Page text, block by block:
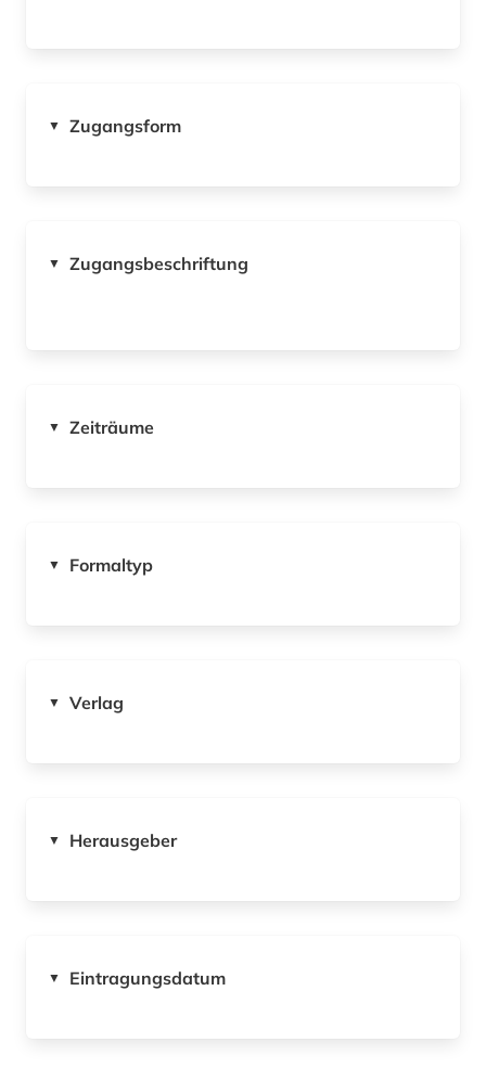
▼ Zugangsform
▼ Zugangsbeschriftung
▼ Zeiträume
▼ Formaltyp
▼ Verlag
▼ Herausgeber
▼ Eintragungsdatum